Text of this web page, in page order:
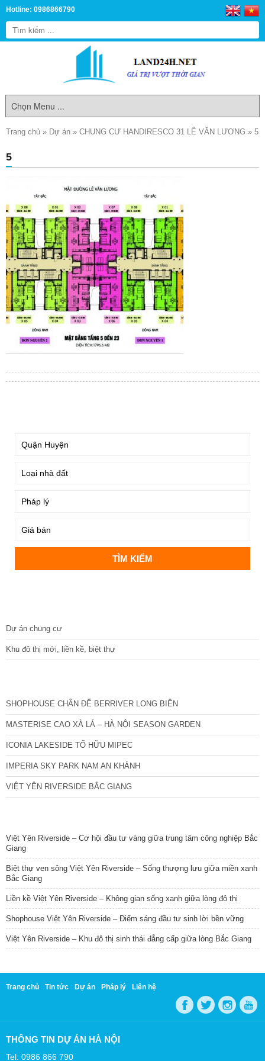
Hotline: 0986866790
Trang chủ » Dự án » CHUNG CƯ HANDIRESCO 31 LÊ VĂN LƯƠNG » 5
5
Dự án chung cư
Khu đô thị mới, liền kề, biệt thự
SHOPHOUSE CHÂN ĐẾ BERRIVER LONG BIÊN
MASTERISE CAO XÀ LÁ – HÀ NỘI SEASON GARDEN
ICONIA LAKESIDE TỐ HỮU MIPEC
IMPERIA SKY PARK NAM AN KHÁNH
VIỆT YÊN RIVERSIDE BẮC GIANG
Việt Yên Riverside – Cơ hội đầu tư vàng giữa trung tâm công nghiệp Bắc
Giang
Biệt thự ven sông Việt Yên Riverside – Sống thượng lưu giữa miền xanh
Bắc Giang
Liền kề Việt Yên Riverside – Không gian sống xanh giữa lòng đô thị
Shophouse Việt Yên Riverside – Điểm sáng đầu tư sinh lời bền vững
Việt Yên Riverside – Khu đô thị sinh thái đẳng cấp giữa lòng Bắc Giang
Trang chủ Tin tức Dự án Pháp lý Liên hệ
THÔNG TIN DỰ ÁN HÀ NỘI
Tel: 0986 866 790